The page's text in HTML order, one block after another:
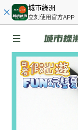
城市綠洲
立刻使用官方APP